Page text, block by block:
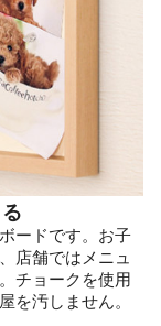
ードです。お子
店舗ではメニュ
チョークを使用
を汚しません。